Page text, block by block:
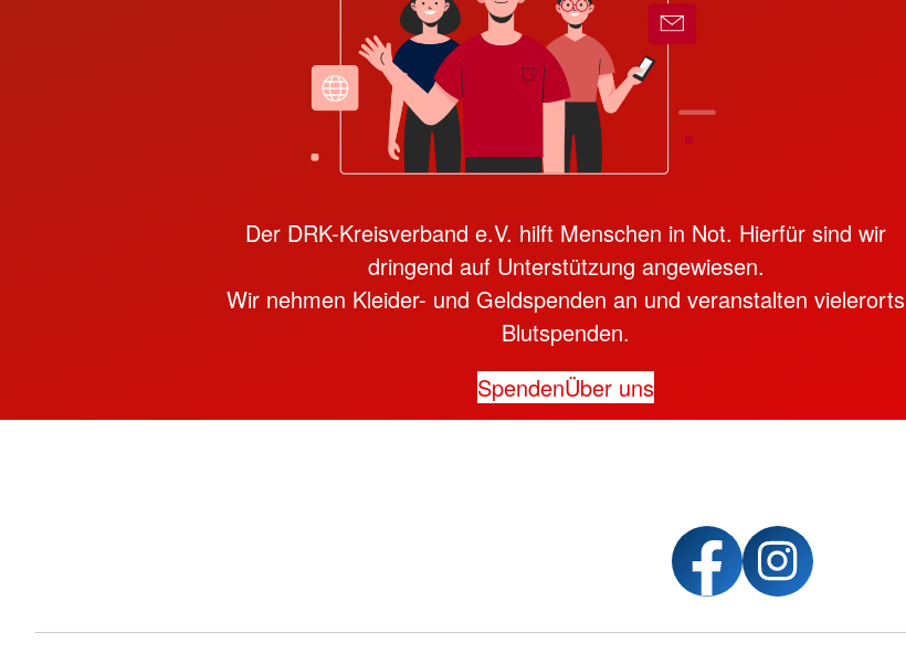
Der DRK-Kreisverband e.V. hilft Menschen in Not. Hierfür sind wir
dringend auf Unterstützung angewiesen.
Wir nehmen Kleider- und Geldspenden an und veranstalten vielerorts
Blutspenden.
SpendenÜber uns